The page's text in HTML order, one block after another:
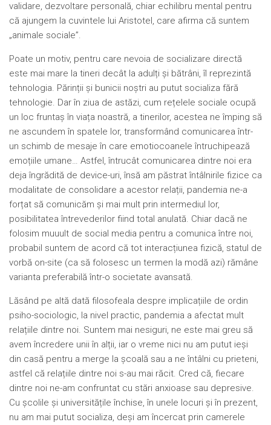
validare, dezvoltare personală, chiar echilibru mental pentru
că ajungem la cuvintele lui Aristotel, care afirma că suntem
„animale sociale”.
Poate un motiv, pentru care nevoia de socializare directă
este mai mare la tineri decât la adulți și bătrâni, îl reprezintă
tehnologia. Părinții și bunicii noștri au putut socializa fără
tehnologie. Dar în ziua de astăzi, cum rețelele sociale ocupă
un loc fruntaș în viața noastră, a tinerilor, acestea ne împing să
ne ascundem în spatele lor, transformând comunicarea într-
un schimb de mesaje în care emotiocoanele întruchipează
emoțiile umane… Astfel, întrucât comunicarea dintre noi era
deja îngrădită de device-uri, însă am păstrat întâlnirile fizice ca
modalitate de consolidare a acestor relații, pandemia ne-a
forțat să comunicăm și mai mult prin intermediul lor,
posibilitatea întrevederilor fiind total anulată. Chiar dacă ne
folosim muuult de social media pentru a comunica între noi,
probabil suntem de acord că tot interacțiunea fizică, statul de
vorbă on-site (ca să folosesc un termen la modă azi) rămâne
varianta preferabilă într-o societate avansată.
Lăsând pe altă dată filosofeala despre implicațiile de ordin
psiho-sociologic, la nivel practic, pandemia a afectat mult
relațiile dintre noi. Suntem mai nesiguri, ne este mai greu să
avem încredere unii în alții, iar o vreme nici nu am putut ieși
din casă pentru a merge la școală sau a ne întâlni cu prieteni,
astfel că relațiile dintre noi s-au mai răcit. Cred că, fiecare
dintre noi ne-am confruntat cu stări anxioase sau depresive.
Cu școlile și universitățile închise, în unele locuri și în prezent,
nu am mai putut socializa, deși am încercat prin camerele